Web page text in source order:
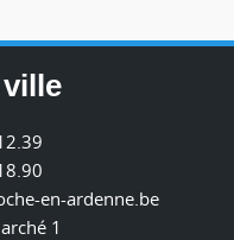
en-ardenne.be
1